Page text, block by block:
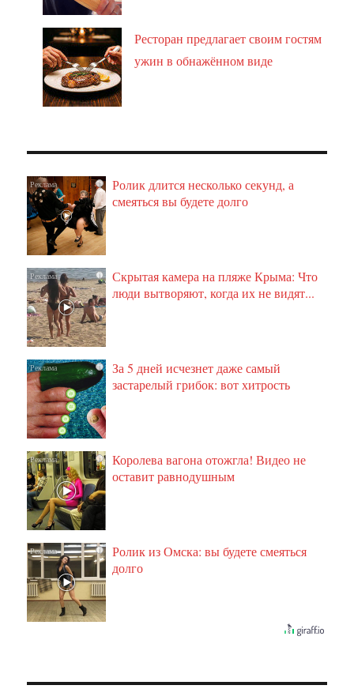
Ресторан предлагает своим гостям
ужин в обнажённом виде
i
Ролик длится несколько секунд, а
смеяться вы будете долго
i
Скрытая камера на пляже Крыма: Что
люди вытворяют, когда их не видят...
i
За 5 дней исчезнет даже самый
застарелый грибок: вот хитрость
i
Королева вагона отожгла! Видео не
оставит равнодушным
i
Ролик из Омска: вы будете смеяться
долго